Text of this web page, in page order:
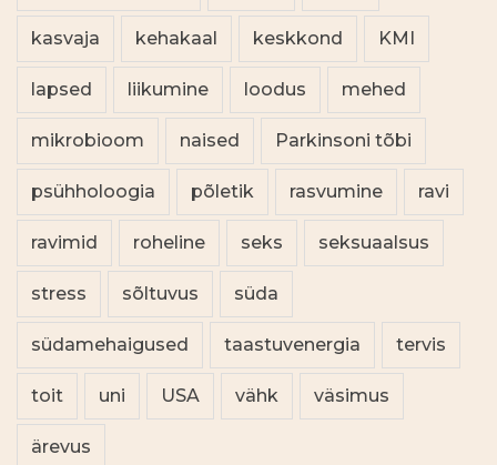
kasvaja kehakaal keskkond KMI
lapsed liikumine loodus mehed
mikrobioom naised Parkinsoni tõbi
psühholoogia põletik rasvumine ravi
ravimid roheline seks seksuaalsus
stress sõltuvus süda
südamehaigused taastuvenergia tervis
toit uni USA vähk väsimus
ärevus